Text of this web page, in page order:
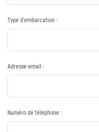
Type d'embarcation :
Adresse email :
Numéro de téléphone :